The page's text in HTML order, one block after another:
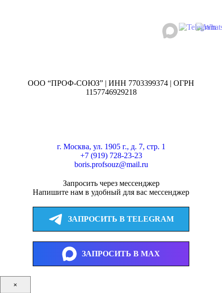
ООО “ПРОФ-СОЮЗ” | ИНН 7703399374 | ОГРН
1157746929218
г. Москва, ул. 1905 г., д. 7, стр. 1
+7 (919) 728-23-23
boris.profsouz@mail.ru
Запросить через мессенджер
Напишите нам в удобный для вас мессенджер
ЗАПРОСИТЬ В TELEGRAM
ЗАПРОСИТЬ В MAX
×